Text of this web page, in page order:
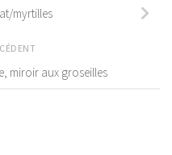
myrtilles
miroir aux groseilles